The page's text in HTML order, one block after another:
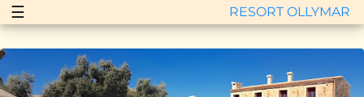
☰ RESORT OLLYMAR